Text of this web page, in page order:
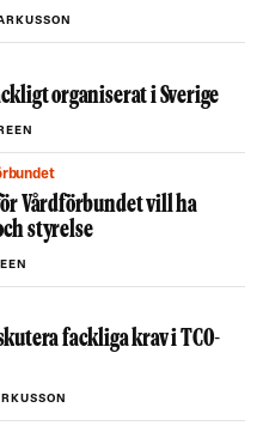
organiserat i Sverige
Vårdförbundet vill ha
styrelse
fackliga krav i TCO-